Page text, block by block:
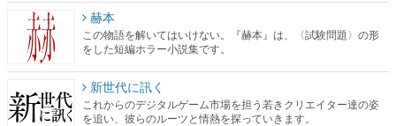
赫本
この物語を解いてはいけない。『赫本』は、〈試験問題〉の形
をした短編ホラー小説集です。
新世代に訊く
これからのデジタルゲーム市場を担う若きクリエイター達の姿
を追い、彼らのルーツと情熱を探っていきます。